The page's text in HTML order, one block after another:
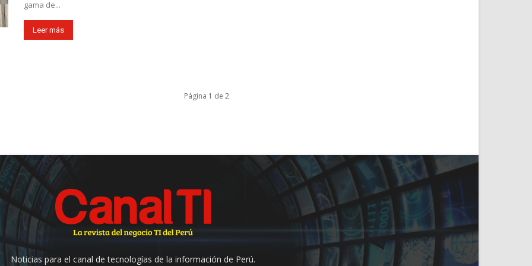
gama de...
Leer más
Página 1 de 2
Noticias para el canal de tecnologías de la información de Perú.